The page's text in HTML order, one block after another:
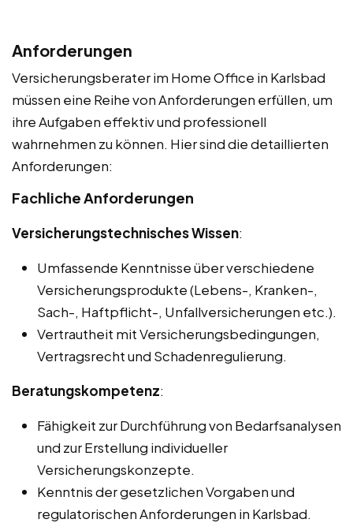
Anforderungen
Versicherungsberater im Home Office in Karlsbad
müssen eine Reihe von Anforderungen erfüllen, um
ihre Aufgaben effektiv und professionell
wahrnehmen zu können. Hier sind die detaillierten
Anforderungen:
Fachliche Anforderungen
Versicherungstechnisches Wissen:
Umfassende Kenntnisse über verschiedene
Versicherungsprodukte (Lebens-, Kranken-,
Sach-, Haftpflicht-, Unfallversicherungen etc.).
Vertrautheit mit Versicherungsbedingungen,
Vertragsrecht und Schadenregulierung.
Beratungskompetenz:
Fähigkeit zur Durchführung von Bedarfsanalysen
und zur Erstellung individueller
Versicherungskonzepte.
Kenntnis der gesetzlichen Vorgaben und
regulatorischen Anforderungen in Karlsbad.